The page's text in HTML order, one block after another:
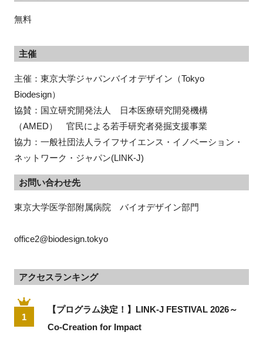
無料
主催
主催：東京大学ジャパンバイオデザイン（Tokyo
Biodesign）
協賛：国立研究開発法人 日本医療研究開発機構
（AMED） 官民による若手研究者発掘支援事業
協力：一般社団法人ライフサイエンス・イノベーション・
ネットワーク・ジャパン(LINK-J)
お問い合わせ先
東京大学医学部附属病院　バイオデザイン部門
office2@biodesign.tokyo
アクセスランキング
1
【プログラム決定！】LINK-J FESTIVAL 2026～
Co-Creation for Impact